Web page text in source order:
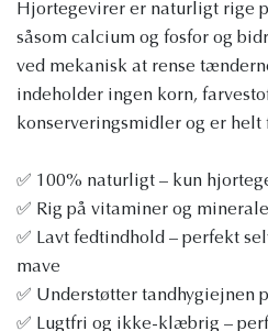
Hjortegevirer er naturligt rige
såsom calcium og fosfor og
ved mekanisk at rense
indeholder ingen korn,
konserveringsmidler og er
✅ 100% naturligt – kun
✅ Rig på vitaminer og
✅ Lavt fedtindhold – perfekt
mave
✅ Understøtter tandhygiejnen
✅ Lugtfri og ikke-klæbrig –